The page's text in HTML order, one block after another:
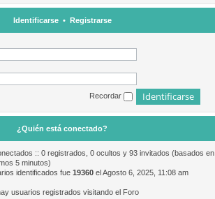
Identificarse• Registrarse
Recordar
¿Quién está conectado?
:: 0 registrados, 0 ocultos y 93 invitados (basados en
5 minutos)
identificados fue 19360 el Agosto 6, 2025, 11:08 am
usuarios registrados visitando el Foro